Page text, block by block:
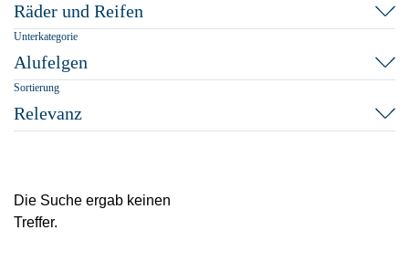
Räder und Reifen
Unterkategorie
Alufelgen
Sortierung
Relevanz
Die Suche ergab keinen
Treffer.